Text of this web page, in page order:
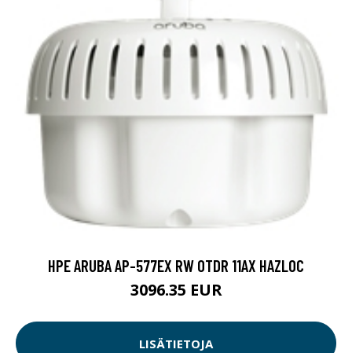
HPE ARUBA AP-577EX RW OTDR 11AX HAZLOC
3096.35 EUR
LISÄTIETOJA